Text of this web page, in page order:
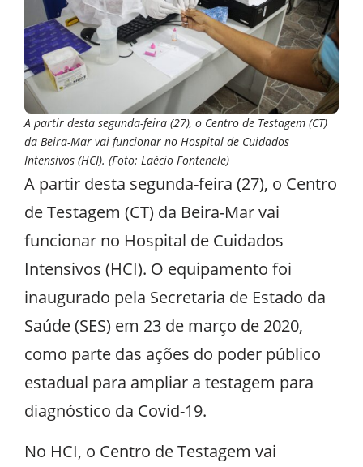
A partir desta segunda-feira (27), o Centro de Testagem (CT)
da Beira-Mar vai funcionar no Hospital de Cuidados
Intensivos (HCI). (Foto: Laécio Fontenele)
A partir desta segunda-feira (27), o Centro
de Testagem (CT) da Beira-Mar vai
funcionar no Hospital de Cuidados
Intensivos (HCI). O equipamento foi
inaugurado pela Secretaria de Estado da
Saúde (SES) em 23 de março de 2020,
como parte das ações do poder público
estadual para ampliar a testagem para
diagnóstico da Covid-19.
No HCI, o Centro de Testagem vai